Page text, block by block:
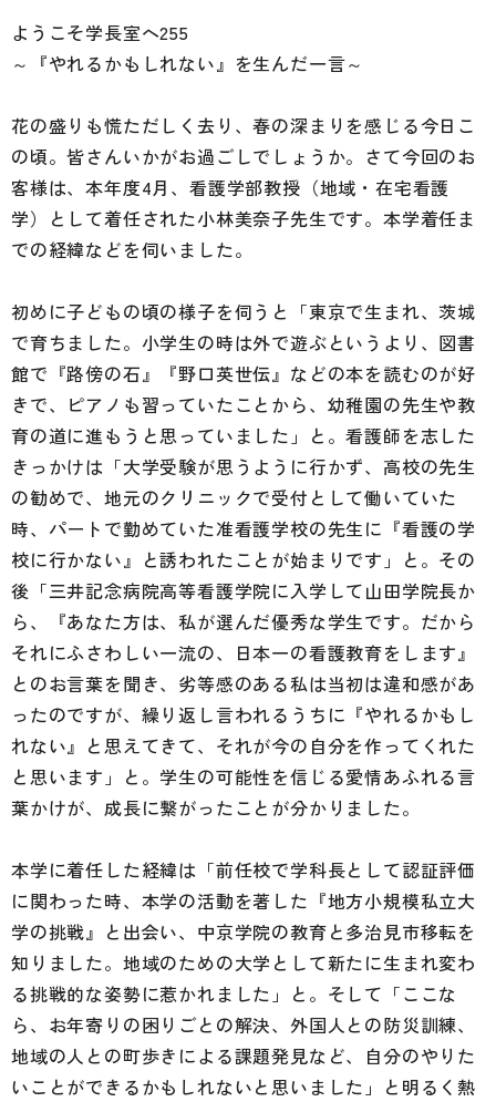
ようこそ学長室へ255
～『やれるかもしれない』を生んだ一言～
花の盛りも慌ただしく去り、春の深まりを感じる今日こ
の頃。皆さんいかがお過ごしでしょうか。さて今回のお
客様は、本年度4月、看護学部教授（地域・在宅看護
学）として着任された小林美奈子先生です。本学着任ま
での経緯などを伺いました。
初めに子どもの頃の様子を伺うと「東京で生まれ、茨城
で育ちました。小学生の時は外で遊ぶというより、図書
館で『路傍の石』『野口英世伝』などの本を読むのが好
きで、ピアノも習っていたことから、幼稚園の先生や教
育の道に進もうと思っていました」と。看護師を志した
きっかけは「大学受験が思うように行かず、高校の先生
の勧めで、地元のクリニックで受付として働いていた
時、パートで勤めていた准看護学校の先生に『看護の学
校に行かない』と誘われたことが始まりです」と。その
後「三井記念病院高等看護学院に入学して山田学院長か
ら、『あなた方は、私が選んだ優秀な学生です。だから
それにふさわしい一流の、日本一の看護教育をします』
とのお言葉を聞き、劣等感のある私は当初は違和感があ
ったのですが、繰り返し言われるうちに『やれるかもし
れない』と思えてきて、それが今の自分を作ってくれた
と思います」と。学生の可能性を信じる愛情あふれる言
葉かけが、成長に繋がったことが分かりました。
本学に着任した経緯は「前任校で学科長として認証評価
に関わった時、本学の活動を著した『地方小規模私立大
学の挑戦』と出会い、中京学院の教育と多治見市移転を
知りました。地域のための大学として新たに生まれ変わ
る挑戦的な姿勢に惹かれました」と。そして「ここな
ら、お年寄りの困りごとの解決、外国人との防災訓練、
地域の人との町歩きによる課題発見など、自分のやりた
いことができるかもしれないと思いました」と明るく熱